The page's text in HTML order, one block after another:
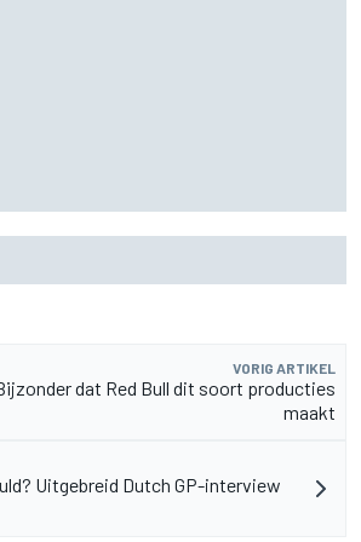
VORIG ARTIKEL
dat Red Bull dit soort producties
maakt
Uitgebreid Dutch GP-interview